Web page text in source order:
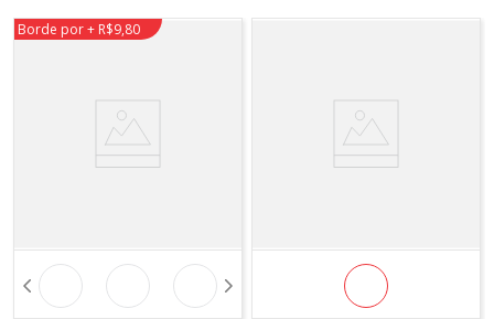
Borde por + R$9,80